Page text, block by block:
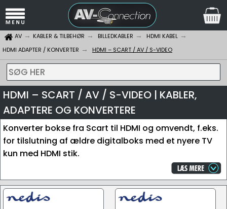
AV KABLER & TILBEHØR BILLEDKABLER
HDMI KABEL
HDMI ADAPTER / KONVERTER
HDMI – SCART / AV / S-VIDEO
SØG HER
HDMI – SCART / AV / S-VIDEO | KABLER,
ADAPTERE OG KONVERTERE
Konverter bokse fra Scart til HDMI og omvendt, f.eks.
for tilslutning af ældre digitalboks med et nyere TV
kun med HDMI stik.